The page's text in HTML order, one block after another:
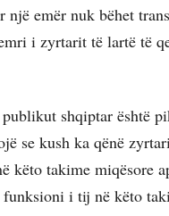
një emër nuk bëhet
i zyrtarit të lartë të
shqiptar është
se kush ka qënë
këto takime miqësore
i tij në këto